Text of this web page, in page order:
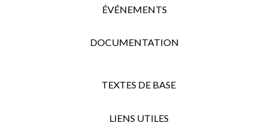
ÉVÉNEMENTS
DOCUMENTATION
TEXTES DE BASE
LIENS UTILES